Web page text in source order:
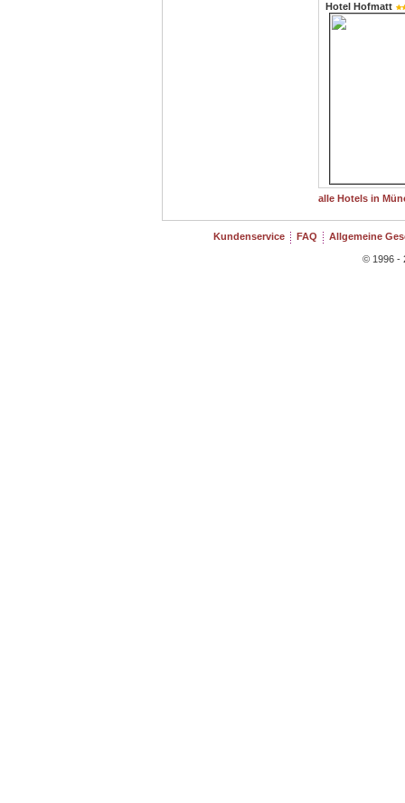
Hotel Hofmatt
alle Hotels in
Kundenservice FAQ Allgemeine
© 1996 -